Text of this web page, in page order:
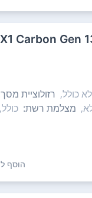
לא כולל, רזולוציית
מצלמת רשת: כולל,
הוסף